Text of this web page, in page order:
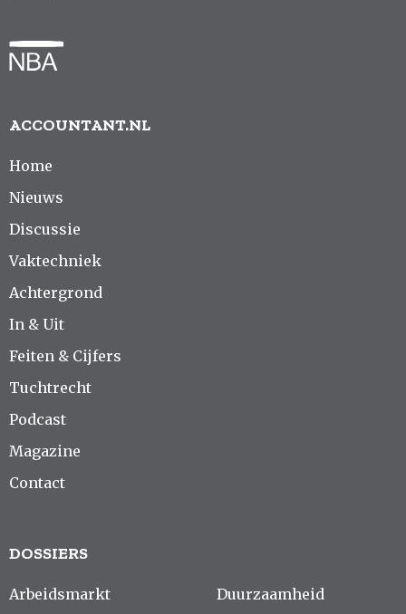
ACCOUNTANT.NL
Home
Nieuws
Discussie
Vaktechniek
Achtergrond
In & Uit
Feiten & Cijfers
Tuchtrecht
Podcast
Magazine
Contact
DOSSIERS
Arbeidsmarkt
Duurzaamheid